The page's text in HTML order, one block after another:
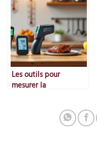
Les outils pour
mesurer la